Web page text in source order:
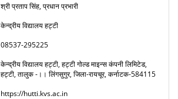
श्री प्रताप सिंह, प्रधान प्रभारी
केन्द्रीय विद्यालय हट्टी
08537-295225
केन्द्रीय विद्यालय हट्टी, हट्टी गोल्ड माइन्स कंपनी लिमिटेड,
हट्टी, तालुक -।। लिंगसुगुर, जिला-रायचूर, कर्नाटक-584115
https://hutti.kvs.ac.in